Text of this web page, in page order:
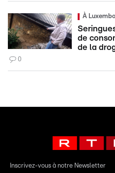
À
de
de la
0
Inscrivez-vous à notre Newsletter